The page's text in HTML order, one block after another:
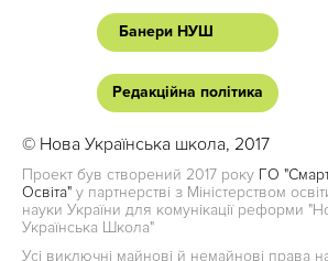
Банери НУШ
Редакційна політика
© Нова Українська школа, 2017
Проект був створений 2017 року ГО
Освіта" у партнерстві з Міністерством
науки України для комунікації реформи
Українська Школа"
Усі виключні майнові й немайнові права